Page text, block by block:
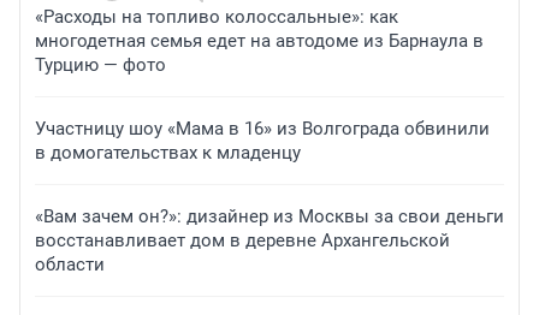
«Расходы на топливо колоссальные»: как
многодетная семья едет на автодоме из Барнаула в
Турцию — фото
Участницу шоу «Мама в 16» из Волгограда обвинили
в домогательствах к младенцу
«Вам зачем он?»: дизайнер из Москвы за свои деньги
восстанавливает дом в деревне Архангельской
области